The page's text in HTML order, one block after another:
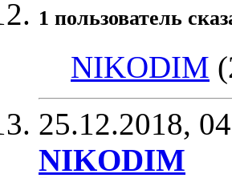
1 пользователь
NIKODIM
25.12.2018,
NIKODIM